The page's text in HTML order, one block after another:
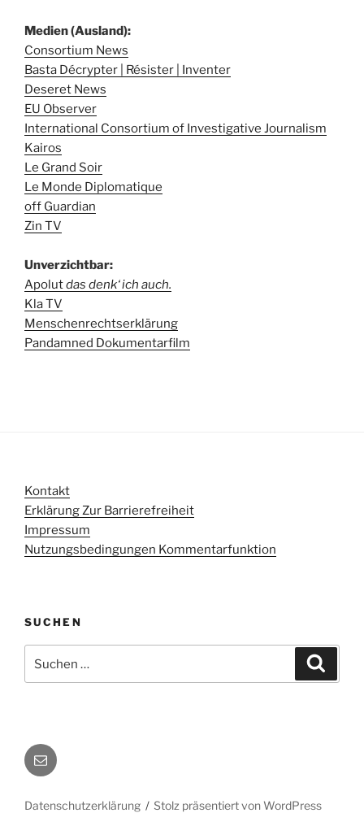
Medien (Ausland):
Consortium News
Basta Décrypter | Résister | Inventer
Deseret News
EU Observer
International Consortium of Investigative Journalism
Kairos
Le Grand Soir
Le Monde Diplomatique
off Guardian
Zin TV
Unverzichtbar:
Apolutdas denk‘ ich auch.
Kla TV
Menschenrechtserklärung
Pandamned Dokumentarfilm
Kontakt
Erklärung Zur Barrierefreiheit
Impressum
Nutzungsbedingungen Kommentarfunktion
SUCHEN
nach:
E-
Mail
Datenschutzerklärung Stolz präsentiert von WordPress